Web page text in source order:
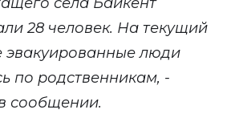
28 человек. На текущий
эвакуированные люди
по родственникам, -
сообщении.